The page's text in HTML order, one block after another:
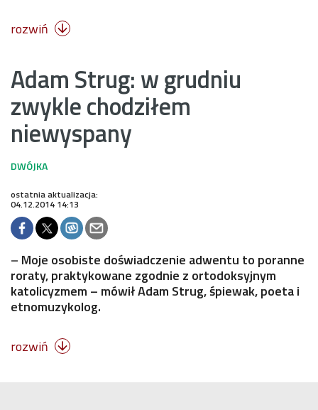
rozwiń 
Adam Strug: w grudniu
zwykle chodziłem
niewyspany
ostatnia aktualizacja:
04.12.2014 14:13
– Moje osobiste doświadczenie adwentu to poranne
roraty, praktykowane zgodnie z ortodoksyjnym
katolicyzmem – mówił Adam Strug, śpiewak, poeta i
etnomuzykolog.
rozwiń 